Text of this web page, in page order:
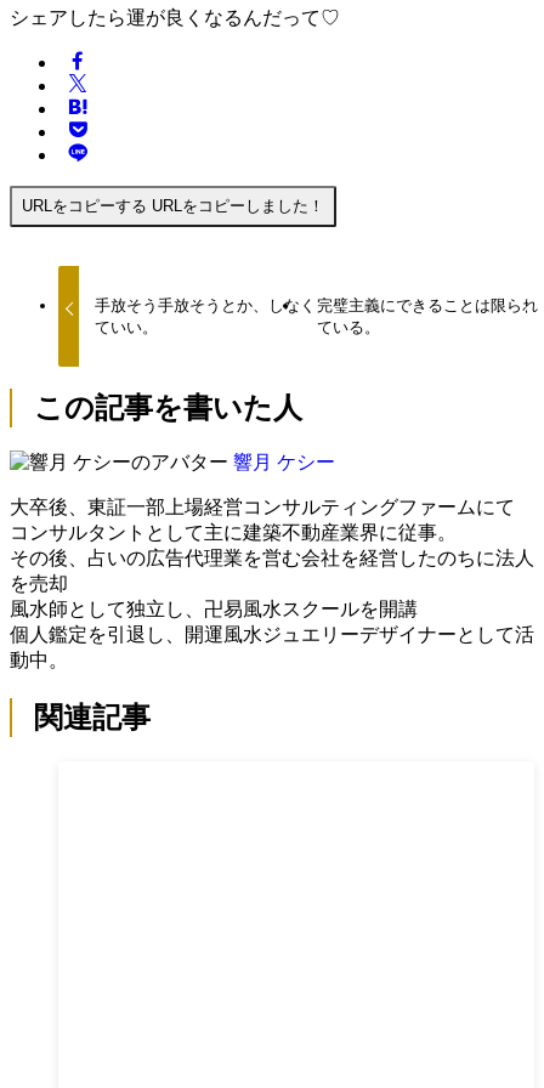
シェアしたら運が良くなるんだって♡
URLをコピーする URLをコピーしました！
手放そう手放そうとか、しなく
ていい。
完璧主義にできることは限られ
ている。
この記事を書いた人
響月 ケシー
大卒後、東証一部上場経営コンサルティングファームにて
コンサルタントとして主に建築不動産業界に従事。
その後、占いの広告代理業を営む会社を経営したのちに法人
を売却
風水師として独立し、卍易風水スクールを開講
個人鑑定を引退し、開運風水ジュエリーデザイナーとして活
動中。
関連記事